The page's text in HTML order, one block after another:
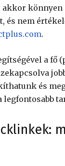
akkor könnyen
és nem
.
a fő
és
legfontosabb